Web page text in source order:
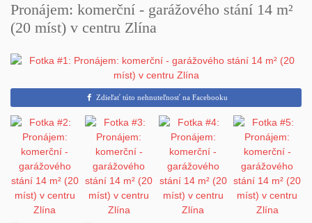
Pronájem: komerční - garážového stání 14 m²
(20 míst) v centru Zlína
Zdieľať túto nehnuteľnosť na Facebooku